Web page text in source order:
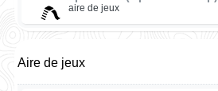
aire de jeux
Aire de jeux